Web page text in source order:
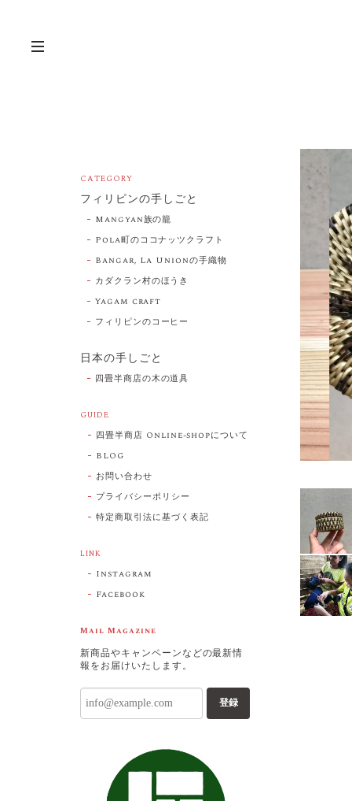
CATEGORY
フィリピンの手しごと
Mangyan族の籠
Pola町のココナッツクラフト
Bangar, La Unionの手織物
カダクラン村のほうき
Yagam craft
フィリピンのコーヒー
日本の手しごと
四畳半商店の木の道具
GUIDE
四畳半商店 Online-shopについて
BLOG
お問い合わせ
プライバシーポリシー
特定商取引法に基づく表記
LINK
Instagram
Facebook
Mail Magazine
新商品やキャンペーンなどの最新情
報をお届けいたします。
登録